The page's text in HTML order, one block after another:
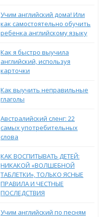
Учим английский дома! Или
как самостоятельно обучить
ребенка английскому языку
Как я быстро выучила
английский, используя
карточки
Как выучить неправильные
глаголы
Австралийский сленг: 22
самых употребительных
слова
КАК ВОСПИТЫВАТЬ ДЕТЕЙ:
НИКАКОЙ «ВОЛШЕБНОЙ
ТАБЛЕТКИ», ТОЛЬКО ЯСНЫЕ
ПРАВИЛА И ЧЕСТНЫЕ
ПОСЛЕДСТВИЯ
Учим английский по песням